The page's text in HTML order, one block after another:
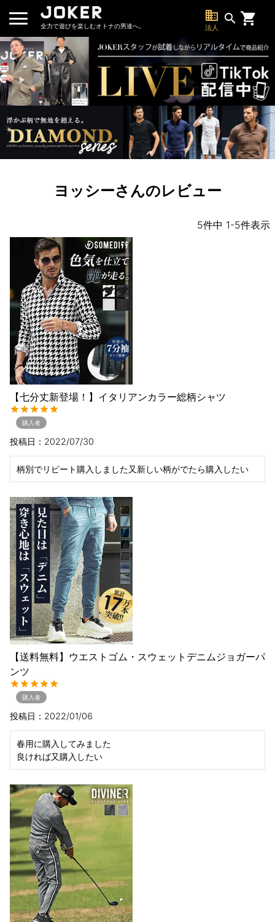
全力で遊びを楽しむオトナの男達へ。
business
法人
search
ヨッシーさんのレビュー
5件中 1-5件表示
【七分丈新登場！】イタリアンカラー総柄シャツ
購入者
投稿日 2022/07/30
柄別でリピート購入しました又新しい柄がでたら購入したい
【送料無料】ウエストゴム・スウェットデニムジョガーパ
ンツ
購入者
投稿日 2022/01/06
春用に購入してみました
良ければ又購入したい